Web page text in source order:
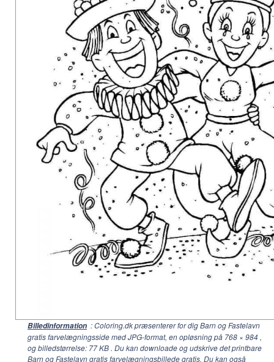
Billedinformation : Coloring.dk præsenterer for dig Barn og Fastelavn
gratis farvelægningsside med JPG-format, en opløsning på 768 × 984 ,
og billedstørrelse: 77 KB . Du kan downloade og udskrive det printbare
Barn og Fastelavn gratis farvelægningsbillede gratis. Du kan også